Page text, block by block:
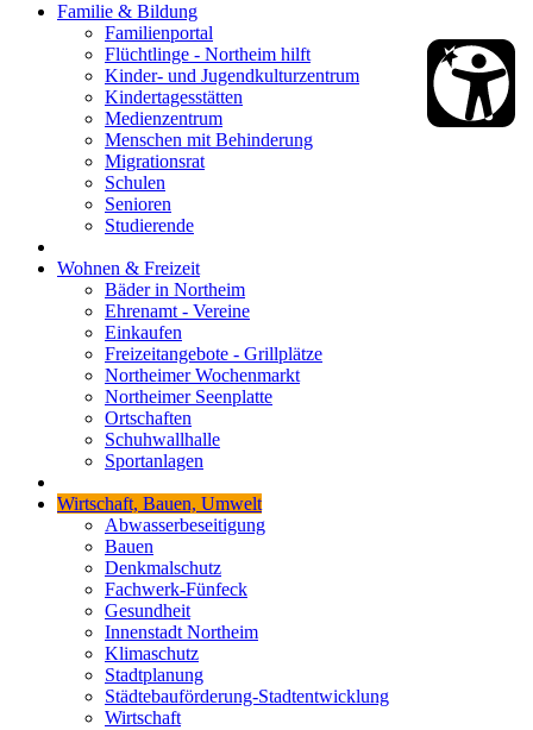
Familie & Bildung
Familienportal
Flüchtlinge - Northeim hilft
Kinder- und Jugendkulturzentrum
Kindertagesstätten
Medienzentrum
Menschen mit Behinderung
Migrationsrat
Schulen
Senioren
Studierende
Wohnen & Freizeit
Bäder in Northeim
Ehrenamt - Vereine
Einkaufen
Freizeitangebote - Grillplätze
Northeimer Wochenmarkt
Northeimer Seenplatte
Ortschaften
Schuhwallhalle
Sportanlagen
Wirtschaft, Bauen, Umwelt
Abwasserbeseitigung
Bauen
Denkmalschutz
Fachwerk-Fünfeck
Gesundheit
Innenstadt Northeim
Klimaschutz
Stadtplanung
Städtebauförderung-Stadtentwicklung
Wirtschaft